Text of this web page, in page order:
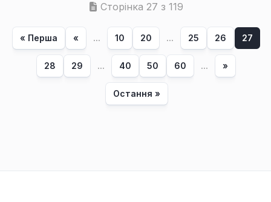
Сторінка 27 з 119
« Перша « ... 10 20 ... 25 26 27
28 29 ... 40 50 60 ... »
Остання »